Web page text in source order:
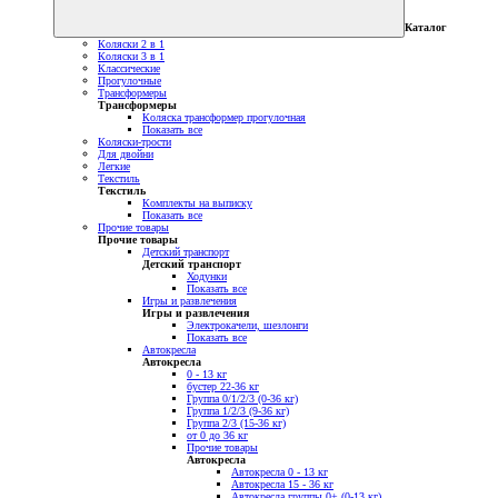
Каталог
Коляски 2 в 1
Коляски 3 в 1
Классические
Прогулочные
Трансформеры
Трансформеры
Коляска трансформер прогулочная
Показать все
Коляски-трости
Для двойни
Легкие
Текстиль
Текстиль
Комплекты на выписку
Показать все
Прочие товары
Прочие товары
Детский транспорт
Детский транспорт
Ходунки
Показать все
Игры и развлечения
Игры и развлечения
Электрокачели, шезлонги
Показать все
Автокресла
Автокресла
0 - 13 кг
бустер 22-36 кг
Группа 0/1/2/3 (0-36 кг)
Группа 1/2/3 (9-36 кг)
Группа 2/3 (15-36 кг)
от 0 до 36 кг
Прочие товары
Автокресла
Автокресла 0 - 13 кг
Автокресла 15 - 36 кг